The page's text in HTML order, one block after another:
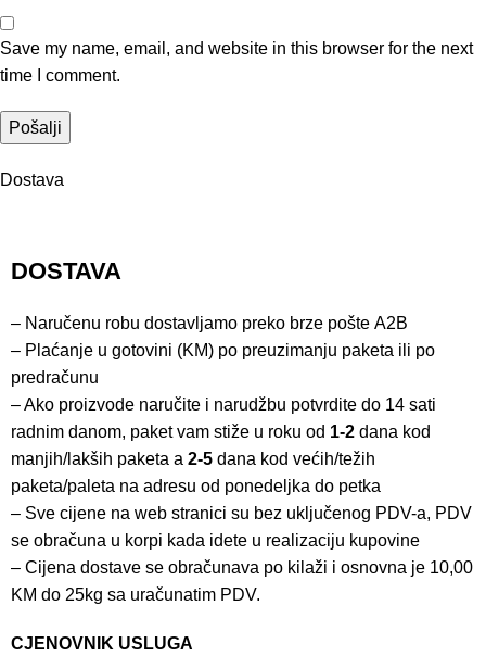
Save my name, email, and website in this browser for the next
time I comment.
Dostava
DOSTAVA
– Naručenu robu dostavljamo preko brze pošte A2B
– Plaćanje u gotovini (KM) po preuzimanju paketa ili po
predračunu
– Ako proizvode naručite i narudžbu potvrdite do 14 sati
radnim danom, paket vam stiže u roku od 1-2 dana kod
manjih/lakših paketa a 2-5 dana kod većih/težih
paketa/paleta na adresu od ponedeljka do petka
– Sve cijene na web stranici su bez uključenog PDV-a, PDV
se obračuna u korpi kada idete u realizaciju kupovine
– Cijena dostave se obračunava po kilaži i osnovna je 10,00
KM do 25kg sa uračunatim PDV.
CJENOVNIK USLUGA